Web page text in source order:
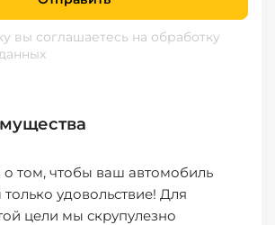
вы соглашаетесь на обработку
том, чтобы ваш автомобиль
удовольствие! Для
цели мы скрупулезно